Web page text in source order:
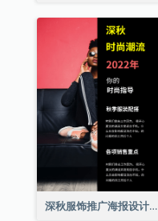
深秋服饰推广海报设计